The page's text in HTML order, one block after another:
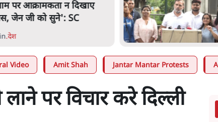
प्रताड़ित किया जा रहा है, पर
शाह में बोलने की हिम्मत नहीं'-
7 Min.देश
Video Amit Shah Jantar Mantar Protests
पर विचार करे दिल्ली